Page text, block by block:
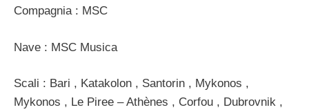
Compagnia : MSC
Nave : MSC Musica
Scali : Bari , Katakolon , Santorin , Mykonos ,
Mykonos , Le Piree – Athènes , Corfou , Dubrovnik ,